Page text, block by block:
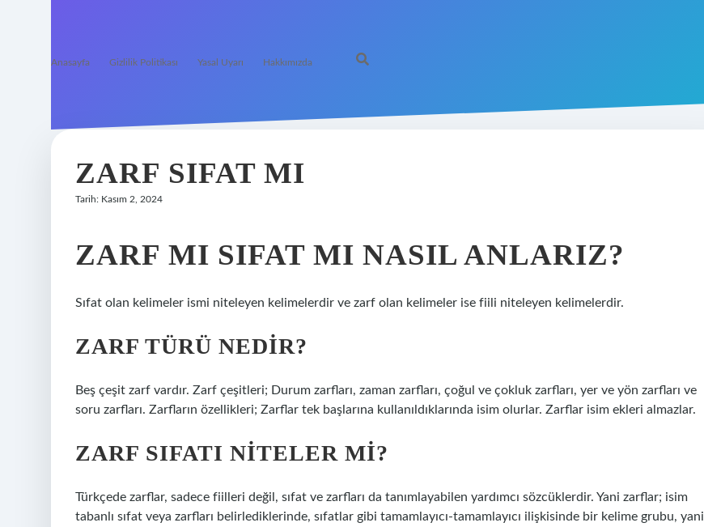
Anasayfa Gizlilik Politikası Yasal Uyarı Hakkımızda
ZARF SIFAT MI
Tarih: Kasım 2, 2024
ZARF MI SIFAT MI NASIL ANLARIZ?
Sıfat olan kelimeler ismi niteleyen kelimelerdir ve zarf olan kelimeler ise fiili niteleyen kelimelerdir.
ZARF TÜRÜ NEDIR?
Beş çeşit zarf vardır. Zarf çeşitleri; Durum zarfları, zaman zarfları, çoğul ve çokluk zarfları, yer ve yön zarfları ve
soru zarfları. Zarfların özellikleri; Zarflar tek başlarına kullanıldıklarında isim olurlar. Zarflar isim ekleri almazlar.
ZARF SIFATI NITELER MI?
Türkçede zarflar, sadece fiilleri değil, sıfat ve zarfları da tanımlayabilen yardımcı sözcüklerdir. Yani zarflar; isim
tabanlı sıfat veya zarfları belirlediklerinde, sıfatlar gibi tamamlayıcı-tamamlayıcı ilişkisinde bir kelime grubu, yani